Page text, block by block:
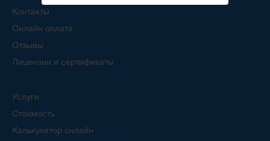
Контакты
Онлайн оплата
Отзывы
Лицензии и сертификаты
Услуги
Стоимость
Калькулятор онлайн